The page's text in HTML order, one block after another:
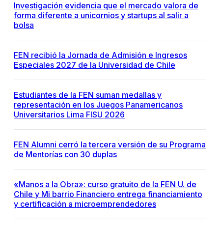
Investigación evidencia que el mercado valora de
forma diferente a unicornios y startups al salir a
bolsa
FEN recibió la Jornada de Admisión e Ingresos
Especiales 2027 de la Universidad de Chile
Estudiantes de la FEN suman medallas y
representación en los Juegos Panamericanos
Universitarios Lima FISU 2026
FEN Alumni cerró la tercera versión de su Programa
de Mentorías con 30 duplas
«Manos a la Obra»: curso gratuito de la FEN U. de
Chile y Mi barrio Financiero entrega financiamiento
y certificación a microemprendedores